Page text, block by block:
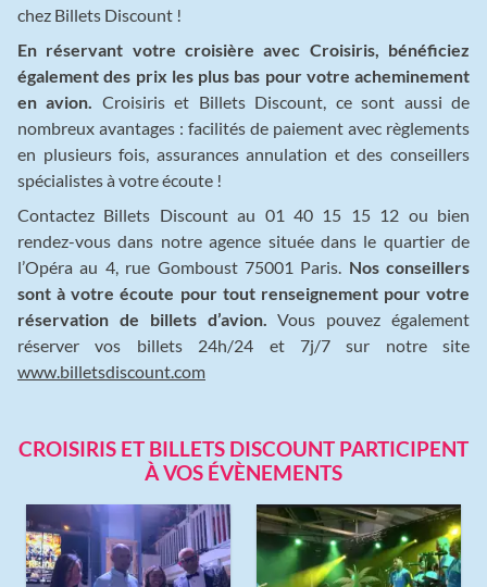
chez Billets Discount !
En réservant votre croisière avec Croisiris, bénéficiez
également des prix les plus bas pour votre acheminement
en avion.
Croisiris et Billets Discount, ce sont aussi de
nombreux avantages : facilités de paiement avec règlements
en plusieurs fois, assurances annulation et des conseillers
spécialistes à votre écoute !
Contactez Billets Discount au 01 40 15 15 12 ou bien
rendez-vous dans notre agence située dans le quartier de
l’Opéra au 4, rue Gomboust 75001 Paris. Nos conseillers
sont à votre écoute pour tout renseignement pour votre
réservation de billets d’avion.
Vous pouvez également
réserver vos billets 24h/24 et 7j/7 sur notre site
www.billetsdiscount.com
CROISIRIS ET BILLETS DISCOUNT PARTICIPENT
À VOS ÉVÈNEMENTS